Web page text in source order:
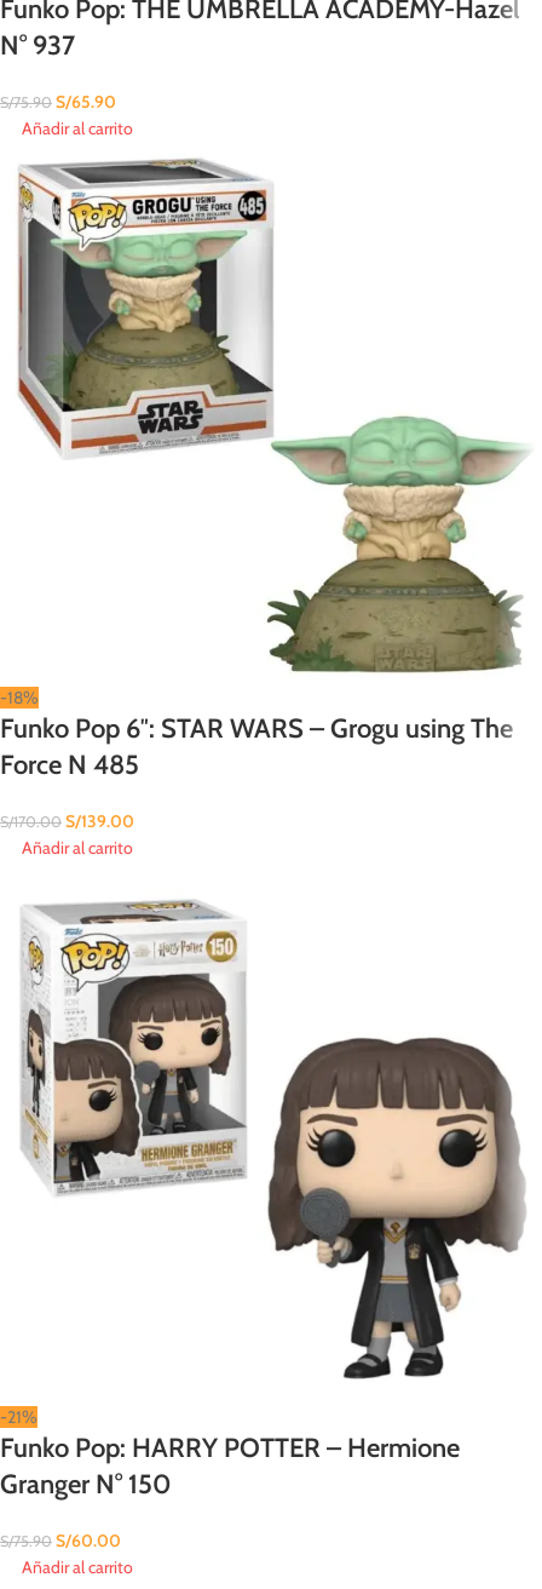
Funko Pop: THE UMBRELLA ACADEMY-Hazel
N° 937
S/75.90 S/65.90
Añadir al carrito
-18%
Funko Pop 6″: STAR WARS – Grogu using The
Force N 485
S/170.00 S/139.00
Añadir al carrito
-21%
Funko Pop: HARRY POTTER – Hermione
Granger N° 150
S/75.90 S/60.00
Añadir al carrito